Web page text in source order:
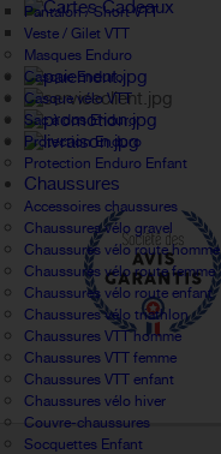
Pantalon / Short VTT
Veste / Gilet VTT
Masques Enduro
Casque Enduro
Casque vélo VTT
Sac à dos Enduro
Protection Enduro
Protection Enduro Enfant
Chaussures
Accessoires chaussures
Chaussures vélo gravel
Chaussures vélo route homme
Chaussures vélo route femme
Chaussures vélo route enfant
Chaussures vélo triathlon
Chaussures VTT homme
Chaussures VTT femme
Chaussures VTT enfant
Chaussures vélo hiver
Couvre-chaussures
Socquettes Enfant